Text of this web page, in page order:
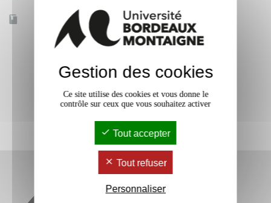
Accessible à distance Non
Gestion des cookies
Ce site utilise des cookies et vous donne le
contrôle sur ceux que vous souhaitez activer
Tout accepter
Tout refuser
Personnaliser